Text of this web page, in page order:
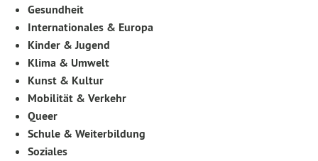
Gesundheit
Internationales & Europa
Kinder & Jugend
Klima & Umwelt
Kunst & Kultur
Mobilität & Verkehr
Queer
Schule & Weiterbildung
Soziales